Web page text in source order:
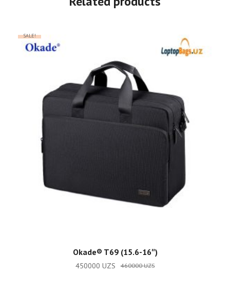
SALE!
ADD TO CART
Okade®️ T69 (15.6-16″)
460000UZS
450000 UZS